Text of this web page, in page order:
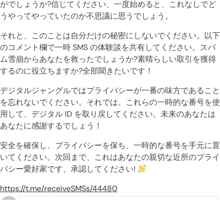
がでしょうか?信じてください、一度始めると、これなしでど
うやってやっていたのか不思議に思うでしょう。
それと、このことは自分だけの秘密にしないでください。以下
のコメント欄で一時 SMS の体験談を共有してください。スパ
ム雪崩からあなたを救ったでしょうか?素晴らしい取引を獲得
するのに役立ちますか?全部聞きたいです！
デジタルジャングルではプライバシーが一番の味方であること
を忘れないでください。それでは、これらの一時的な番号を使
用して、デジタル ID を取り戻してください。未来のあなたは
あなたに感謝するでしょう！
安全を確保し、プライバシーを保ち、一時的な番号を手元に置
いてください。次回まで、これはあなたの親切な近所のプライ
バシー愛好家です、承認してください!
https://t.me/receiveSMSs/44480